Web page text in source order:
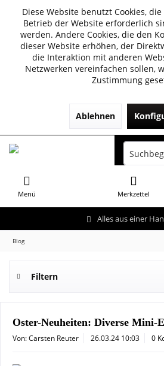
Diese Website benutzt Cookies,
Betrieb der Website erforderlich
werden. Andere Cookies, die den
dieser Website erhöhen, der
die Interaktion mit anderen
Netzwerken vereinfachen sollen,
Zustimmung
Ablehnen
Alles aus einer
Menü Merkzettel
Blog
Filtern
Oster-Neuheiten: Diverse Mini-
Von: Carsten Reuter 26.03.24 10:03 0